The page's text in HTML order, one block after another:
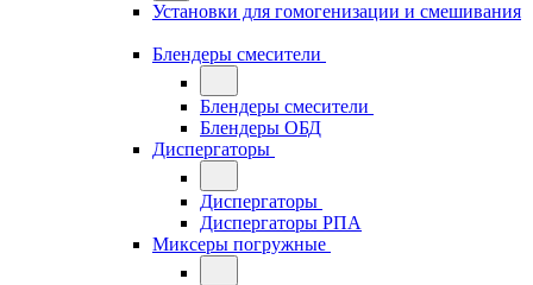
Установки для гомогенизации и смешивания
Блендеры смесители
Блендеры смесители
Блендеры ОБД
Диспергаторы
Диспергаторы
Диспергаторы РПА
Миксеры погружные